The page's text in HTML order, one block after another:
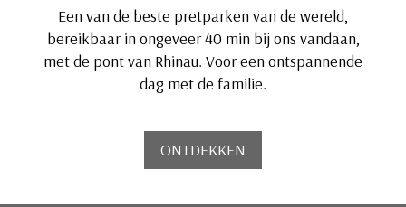
Een van de beste pretparken van de wereld,
bereikbaar in ongeveer 40 min bij ons vandaan,
met de pont van Rhinau. Voor een ontspannende
dag met de familie.
ONTDEKKEN